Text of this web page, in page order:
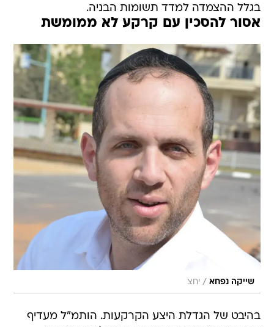
בגלל ההצמדה למדד תשומות הבניה.
אסור להסכין עם קרקע לא ממומשת
שייקה נפחא / יחצ
בהיבט של הגדלת היצע הקרקעות. הותמ"ל מעדיף